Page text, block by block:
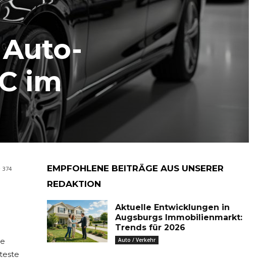
im
374
EMPFOHLENE BEITRÄGE AUS UNSERER
REDAKTION
Aktuelle Entwicklungen in
Augsburgs Immobilienmarkt:
Trends für 2026
Auto / Verkehr